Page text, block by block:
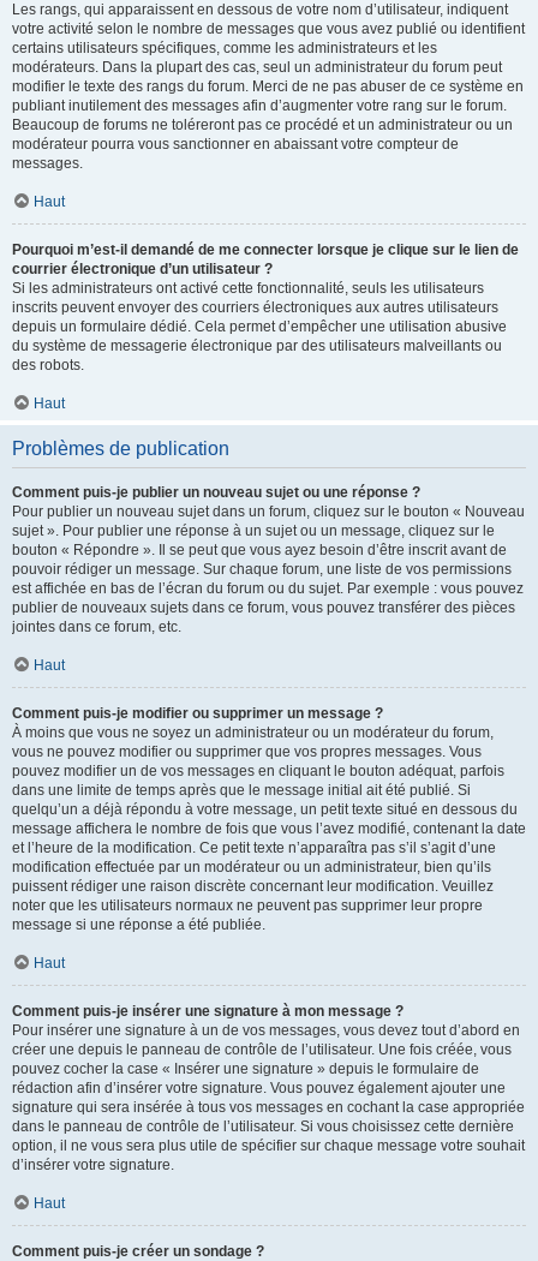
Les rangs, qui apparaissent en dessous de votre nom d’utilisateur, indiquent
votre activité selon le nombre de messages que vous avez publié ou identifient
certains utilisateurs spécifiques, comme les administrateurs et les
modérateurs. Dans la plupart des cas, seul un administrateur du forum peut
modifier le texte des rangs du forum. Merci de ne pas abuser de ce système en
publiant inutilement des messages afin d’augmenter votre rang sur le forum.
Beaucoup de forums ne toléreront pas ce procédé et un administrateur ou un
modérateur pourra vous sanctionner en abaissant votre compteur de
messages.
Haut
Pourquoi m’est-il demandé de me connecter lorsque je clique sur le lien de
courrier électronique d’un utilisateur ?
Si les administrateurs ont activé cette fonctionnalité, seuls les utilisateurs
inscrits peuvent envoyer des courriers électroniques aux autres utilisateurs
depuis un formulaire dédié. Cela permet d’empêcher une utilisation abusive
du système de messagerie électronique par des utilisateurs malveillants ou
des robots.
Haut
Problèmes de publication
Comment puis-je publier un nouveau sujet ou une réponse ?
Pour publier un nouveau sujet dans un forum, cliquez sur le bouton « Nouveau
sujet ». Pour publier une réponse à un sujet ou un message, cliquez sur le
bouton « Répondre ». Il se peut que vous ayez besoin d’être inscrit avant de
pouvoir rédiger un message. Sur chaque forum, une liste de vos permissions
est affichée en bas de l’écran du forum ou du sujet. Par exemple : vous pouvez
publier de nouveaux sujets dans ce forum, vous pouvez transférer des pièces
jointes dans ce forum, etc.
Haut
Comment puis-je modifier ou supprimer un message ?
À moins que vous ne soyez un administrateur ou un modérateur du forum,
vous ne pouvez modifier ou supprimer que vos propres messages. Vous
pouvez modifier un de vos messages en cliquant le bouton adéquat, parfois
dans une limite de temps après que le message initial ait été publié. Si
quelqu’un a déjà répondu à votre message, un petit texte situé en dessous du
message affichera le nombre de fois que vous l’avez modifié, contenant la date
et l’heure de la modification. Ce petit texte n’apparaîtra pas s’il s’agit d’une
modification effectuée par un modérateur ou un administrateur, bien qu’ils
puissent rédiger une raison discrète concernant leur modification. Veuillez
noter que les utilisateurs normaux ne peuvent pas supprimer leur propre
message si une réponse a été publiée.
Haut
Comment puis-je insérer une signature à mon message ?
Pour insérer une signature à un de vos messages, vous devez tout d’abord en
créer une depuis le panneau de contrôle de l’utilisateur. Une fois créée, vous
pouvez cocher la case « Insérer une signature » depuis le formulaire de
rédaction afin d’insérer votre signature. Vous pouvez également ajouter une
signature qui sera insérée à tous vos messages en cochant la case appropriée
dans le panneau de contrôle de l’utilisateur. Si vous choisissez cette dernière
option, il ne vous sera plus utile de spécifier sur chaque message votre souhait
d’insérer votre signature.
Haut
Comment puis-je créer un sondage ?